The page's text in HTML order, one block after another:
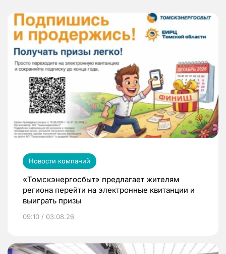
Новости компаний
«Томскэнергосбыт» предлагает жителям
региона перейти на электронные квитанции и
выиграть призы
09:10 / 03.08.26